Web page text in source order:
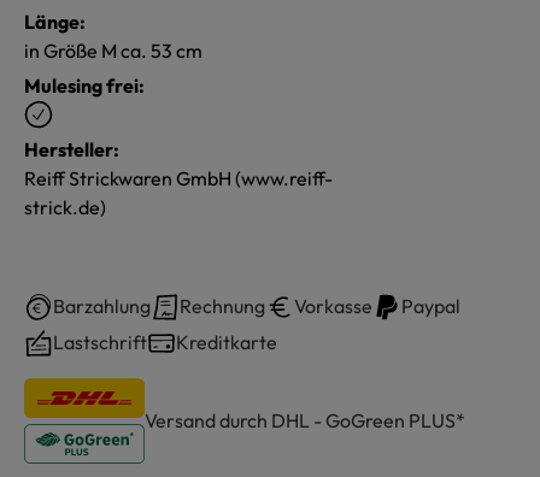
Länge:
in Größe M ca. 53 cm
Mulesing frei:
Hersteller:
Reiff Strickwaren GmbH (www.reiff-
strick.de)
Barzahlung Rechnung Vorkasse
Paypal
Lastschrift
Kreditkarte
Versand durch DHL - GoGreen PLUS*